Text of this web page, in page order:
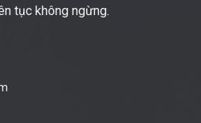
tục không ngừng.